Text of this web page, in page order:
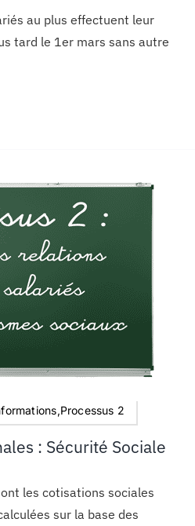
au plus effectuent leur
tard le 1er mars sans autre
2
: Sécurité Sociale
les cotisations sociales
sur la base des